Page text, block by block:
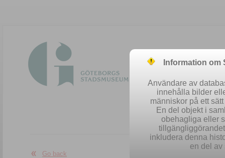
Easy
Go back
Information
Användare av
innehålla bilder
människor på ett
En del objekt i
obehagliga eller
inkludera denna
en del av